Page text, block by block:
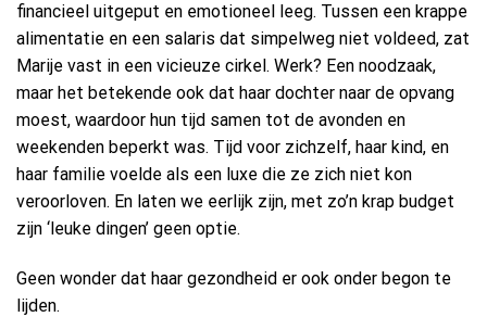
financieel uitgeput en emotioneel leeg. Tussen een krappe
alimentatie en een salaris dat simpelweg niet voldeed, zat
Marije vast in een vicieuze cirkel. Werk? Een noodzaak,
maar het betekende ook dat haar dochter naar de opvang
moest, waardoor hun tijd samen tot de avonden en
weekenden beperkt was. Tijd voor zichzelf, haar kind, en
haar familie voelde als een luxe die ze zich niet kon
veroorloven. En laten we eerlijk zijn, met zo’n krap budget
zijn ‘leuke dingen’ geen optie.
Geen wonder dat haar gezondheid er ook onder begon te
lijden.